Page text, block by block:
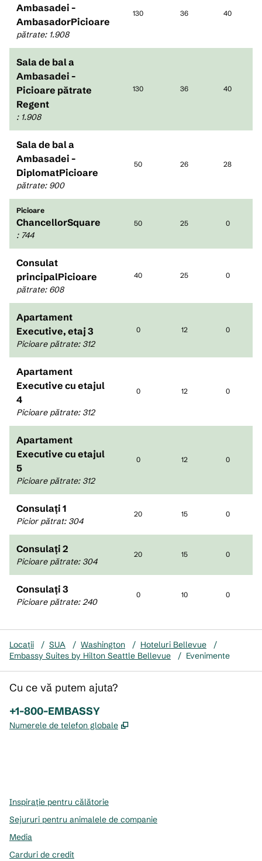
Ambasadei -
AmbasadorPicioare
pătrate: 1.908
130 36 40
Sala de bal a
Ambasadei -
Picioare pătrate
Regent
: 1.908
130 36 40
Sala de bal a
Ambasadei -
DiplomatPicioare
pătrate: 900
50 26 28
Picioare
ChancellorSquare
: 744
50 25 0
Consulat
principalPicioare
pătrate: 608
40 25 0
Apartament
Executive, etaj 3
Picioare pătrate: 312
0 12 0
Apartament
Executive cu etajul
4
Picioare pătrate: 312
0 12 0
Apartament
Executive cu etajul
5
Picioare pătrate: 312
0 12 0
Consulați 1
Picior pătrat: 304
20 15 0
Consulați 2
Picioare pătrate: 304
20 15 0
Consulați 3
Picioare pătrate: 240
0 10 0
Locații / SUA / Washington / Hoteluri Bellevue
/
Embassy Suites by Hilton Seattle Bellevue
/ Evenimente
Cu ce vă putem ajuta?
Telefon:
+1-800-EMBASSY
Numerele de telefon globale ,
Inspirație pentru călătorie
Sejururi pentru animalele de companie
Media
Carduri de credit